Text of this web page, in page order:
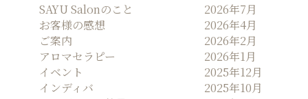
SAYU Salonのこと
お客様の感想
ご案内
アロマセラピー
イベント
インディバ
2026年7月
2026年4月
2026年2月
2026年1月
2025年12月
2025年10月